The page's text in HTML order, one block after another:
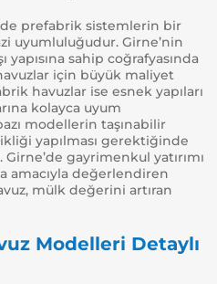
prefabrik sistemlerin bir
uyumluluğudur. Girne’nin
sahip coğrafyasında
için büyük maliyet
havuzlar ise esnek yapıları
kolayca uyum
modellerin taşınabilir
yapılması gerektiğinde
gayrimenkul yatırımı
amacıyla değerlendiren
mülk değerini artıran
Modelleri Detaylı